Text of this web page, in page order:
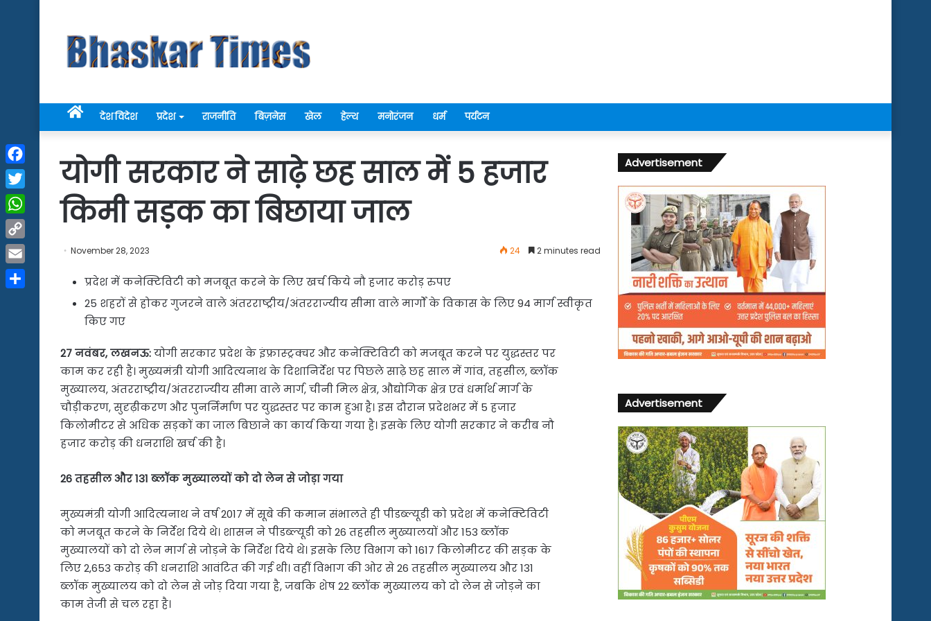
Homeदेश विदेश प्रदेश राजनीति बिज़नेस खेल हेल्थ मनोरंजन धर्म पर्यटन
योगी सरकार ने साढ़े छह साल में 5 हजार
किमी सड़क का बिछाया जाल
November 28, 2023 24 2 minutes read
प्रदेश में कनेक्टिविटी को मजबूत करने के लिए खर्च किये नौ हजार करोड़ रुपए
25 शहरों से होकर गुजरने वाले अंतरराष्ट्रीय/अंतरराज्यीय सीमा वाले मार्गों के विकास के लिए 94 मार्ग स्वीकृत
किए गए
27 नवंबर, लखनऊ:योगी सरकार प्रदेश के इंफ्रास्ट्रक्चर और कनेक्टिविटी को मजबूत करने पर युद्धस्तर पर
काम कर रही है। मुख्यमंत्री योगी आदित्यनाथ के दिशानिर्देश पर पिछले साढ़े छह साल में गांव, तहसील, ब्लॉक
मुख्यालय, अंतरराष्ट्रीय/अंतरराज्यीय सीमा वाले मार्ग, चीनी मिल क्षेत्र, औद्योगिक क्षेत्र एवं धर्मार्थ मार्ग के
चौड़ीकरण, सुदृढ़ीकरण और पुनर्निर्माण पर युद्धस्तर पर काम हुआ है। इस दौरान प्रदेशभर में 5 हजार
किलोमीटर से अधिक सड़कों का जाल बिछाने का कार्य किया गया है। इसके लिए योगी सरकार ने करीब नौ
हजार करोड़ की धनराशि खर्च की है।
26 तहसील और 131 ब्लॉक मुख्यालयों को दो लेन से जोड़ा गया
मुख्यमंत्री योगी आदित्यनाथ ने वर्ष 2017 में सूबे की कमान संभालते ही पीडब्ल्यूडी को प्रदेश में कनेक्टिविटी
को मजबूत करने के निर्देश दिये थे। शासन ने पीडब्ल्यूडी को 26 तहसील मुख्यालयों और 153 ब्लॉक
मुख्यालयों को दो लेन मार्ग से जोड़ने के निर्देश दिये थे। इसके लिए विभाग को 1617 किलोमीटर की सड़क के
लिए 2,653 करोड़ की धनराशि आवंटित की गई थी। वहीं विभाग की ओर से 26 तहसील मुख्यालय और 131
ब्लॉक मुख्यालय को दो लेन से जोड़ दिया गया है, जबकि शेष 22 ब्लॉक मुख्यालय को दो लेन से जोड़ने का
काम तेजी से चल रहा है।
Advertisement
Advertisement
Facebook
Twitter
WhatsApp
Copy
Link
Email